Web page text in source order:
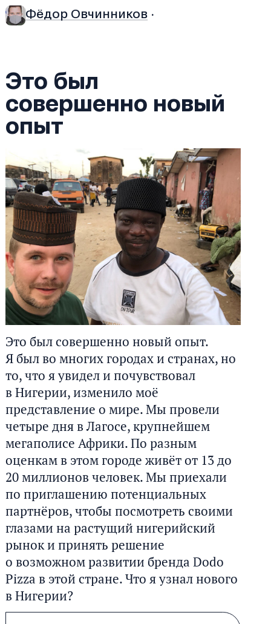
Фёдор Овчинников ·
Это был
совершенно новый
опыт
Это был совершенно новый опыт.
Я был во многих городах и странах, но
то, что я увидел и почувствовал
в Нигерии, изменило моё
представление о мире. Мы провели
четыре дня в Лагосе, крупнейшем
мегаполисе Африки. По разным
оценкам в этом городе живёт от 13 до
20 миллионов человек. Мы приехали
по приглашению потенциальных
партнёров, чтобы посмотреть своими
глазами на растущий нигерийский
рынок и принять решение
о возможном развитии бренда Dodo
Pizza в этой стране. Что я узнал нового
в Нигерии?